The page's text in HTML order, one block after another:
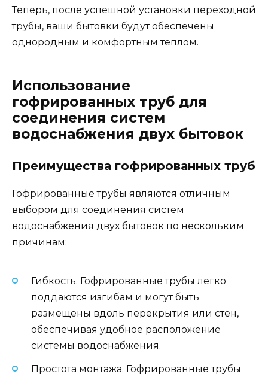
Теперь, после успешной установки переходной
трубы, ваши бытовки будут обеспечены
однородным и комфортным теплом.
Использование
гофрированных труб для
соединения систем
водоснабжения двух бытовок
Преимущества гофрированных труб
Гофрированные трубы являются отличным
выбором для соединения систем
водоснабжения двух бытовок по нескольким
причинам:
Гибкость. Гофрированные трубы легко
поддаются изгибам и могут быть
размещены вдоль перекрытия или стен,
обеспечивая удобное расположение
системы водоснабжения.
Простота монтажа. Гофрированные трубы